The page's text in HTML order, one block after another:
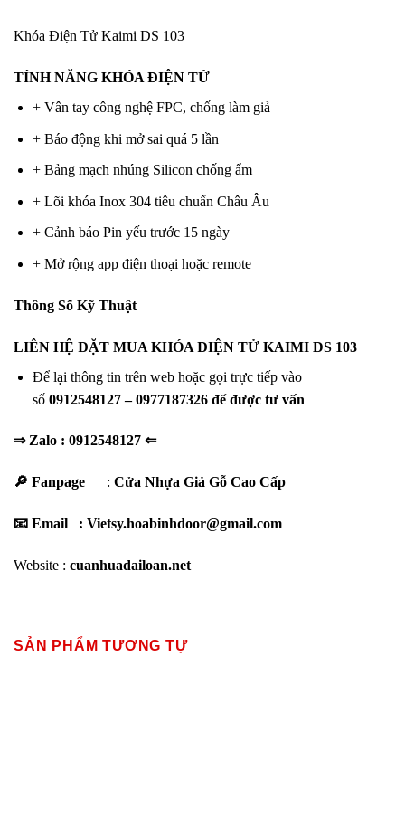
Khóa Điện Tử Kaimi DS 103
TÍNH NĂNG KHÓA ĐIỆN TỬ
+ Vân tay công nghệ FPC, chống làm giả
+ Báo động khi mở sai quá 5 lần
+ Bảng mạch nhúng Silicon chống ẩm
+ Lõi khóa Inox 304 tiêu chuẩn Châu Âu
+ Cảnh báo Pin yếu trước 15 ngày
+ Mở rộng app điện thoại hoặc remote
Thông Số Kỹ Thuật
LIÊN HỆ ĐẶT MUA KHÓA ĐIỆN TỬ KAIMI DS 103
Để lại thông tin trên web hoặc gọi trực tiếp vào
số 0912548127 – 0977187326 để được tư vấn
⇒ Zalo : 0912548127 ⇐
🔎 Fanpage : Cửa Nhựa Giả Gỗ Cao Cấp
📧 Email : Vietsy.hoabinhdoor@gmail.com
Website : cuanhuadailoan.net
SẢN PHẨM TƯƠNG TỰ